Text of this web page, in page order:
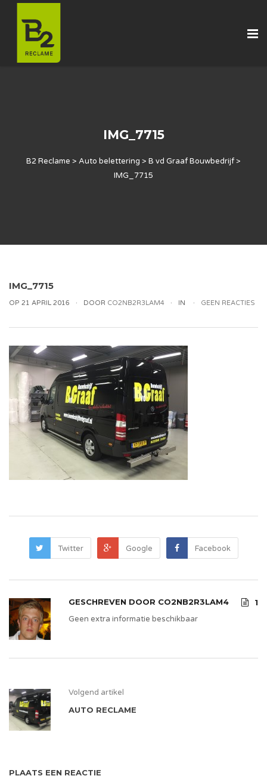
IMG_7715
B2 Reclame > Auto belettering > B vd Graaf Bouwbedrijf>
IMG_7715
IMG_7715
OP 21 APRIL 2016 DOOR CO2NB2R3LAM4 IN GEEN REACTIES
Twitter Google Facebook
GESCHREVEN DOOR CO2NB2R3LAM4
1
Geen extra informatie beschikbaar
Volgend artikel
AUTO RECLAME
PLAATS EEN REACTIE